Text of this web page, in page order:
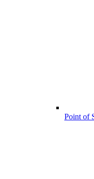
Point of